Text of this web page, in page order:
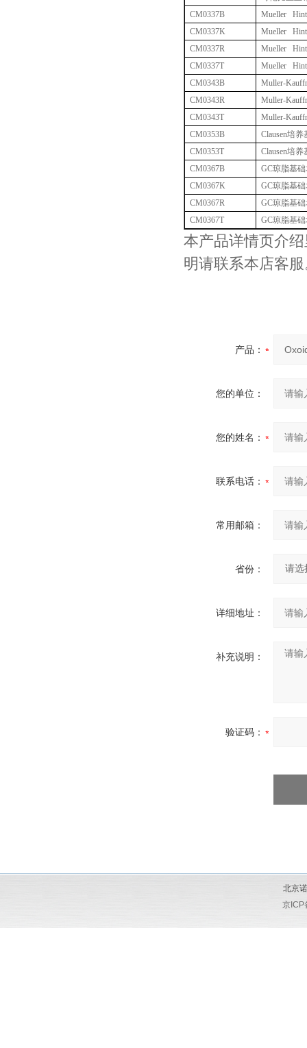
CM0337B
Mueller
CM0337K
Mueller
CM0337R
Mueller
CM0337T
Mueller
CM0343B
Muller-
CM0343R
Muller-
CM0343T
Muller-
CM0353B
Clausen培养
CM0353T
Clausen培养
CM0367B
GC琼脂基
CM0367K
GC琼脂基
CM0367R
GC琼脂基
CM0367T
GC琼脂基
本产品详情页介
明请联系本店客
产品：
您的单位：
您的姓名：
联系电话：
常用邮箱：
省份：
详细地址：
补充说明：
验证码：
北京
京ICP